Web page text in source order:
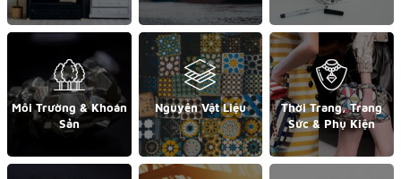
Môi Trường & Khoán
Sản
Nguyên Vật Liệu
Thời Trang, Trang
Sức & Phụ Kiện